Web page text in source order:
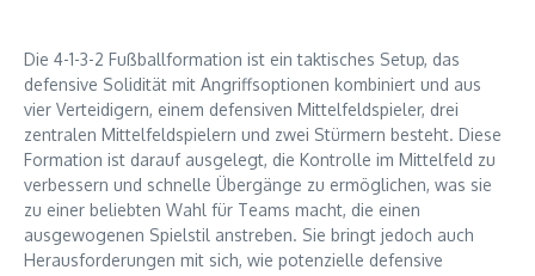
Die 4-1-3-2 Fußballformation ist ein taktisches Setup, das
defensive Solidität mit Angriffsoptionen kombiniert und aus
vier Verteidigern, einem defensiven Mittelfeldspieler, drei
zentralen Mittelfeldspielern und zwei Stürmern besteht. Diese
Formation ist darauf ausgelegt, die Kontrolle im Mittelfeld zu
verbessern und schnelle Übergänge zu ermöglichen, was sie
zu einer beliebten Wahl für Teams macht, die einen
ausgewogenen Spielstil anstreben. Sie bringt jedoch auch
Herausforderungen mit sich, wie potenzielle defensive